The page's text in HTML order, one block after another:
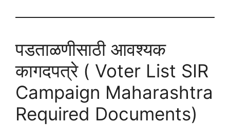
पडताळणीसाठी आवश्यक
कागदपत्रे ( Voter List SIR
Campaign Maharashtra
Required Documents)